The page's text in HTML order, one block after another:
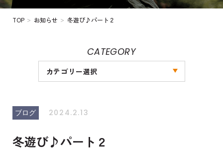
TOP > お知らせ > 冬遊び♪パート２
CATEGORY
カテゴリー選択
ブログ 2024.2.13
冬遊び♪パート２